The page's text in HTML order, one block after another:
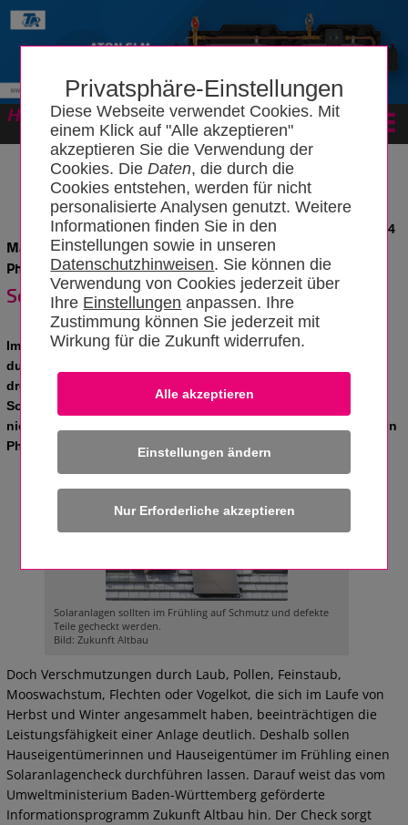
Privatsphäre-Einstellungen
Diese Webseite verwendet Cookies. Mit
einem Klick auf "Alle akzeptieren"
akzeptieren Sie die Verwendung der
Cookies. DieDaten, die durch die
Cookies entstehen, werden für nicht
personalisierte Analysen genutzt. Weitere
Informationen finden Sie in den
Einstellungen sowie in unseren
Datenschutzhinweisen. Sie können die
Verwendung von Cookies jederzeit über
Ihre Einstellungen anpassen. Ihre
Zustimmung können Sie jederzeit mit
Wirkung für die Zukunft widerrufen.
Einstellungen ändern
News vom 05.03.2024
Maximale Erträge sichern durch saubere sowie intakte
Photovoltaik- und Solarthermieanlagen
Solaranlagencheck im Frühling
Im Frühjahr gewinnt die Sonne Tag für Tag an Kraft. Mit
durchschnittlich 100 Sonnenstunden liefert der März rund
dreimal so viel solare Einstrahlung wie der Januar. In den
Sommermonaten sind es sogar über 200 Stunden. Das freut
nicht nur die Menschen, sondern steigert auch die Erträge von
Photovoltaik- und Solarthermieanlagen.
Solaranlagen sollten im Frühling auf Schmutz und defekte
Teile gecheckt werden.
Bild: Zukunft Altbau
Doch Verschmutzungen durch Laub, Pollen, Feinstaub,
Mooswachstum, Flechten oder Vogelkot, die sich im Laufe von
Herbst und Winter angesammelt haben, beeinträchtigen die
Leistungsfähigkeit einer Anlage deutlich. Deshalb sollen
Hauseigentümerinnen und Hauseigentümer im Frühling einen
Solaranlagencheck durchführen lassen. Darauf weist das vom
Umweltministerium Baden-Württemberg geförderte
Informationsprogramm Zukunft Altbau hin. Der Check sorgt